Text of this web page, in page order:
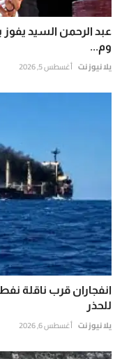
عبد الرحمن السيد
وم...
يلا نيوز نت أغسطس 5, 2026
انفجاران قرب ناقلة
للحذر
يلا نيوز نت أغسطس 6, 2026